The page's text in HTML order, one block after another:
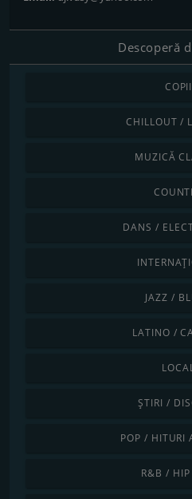
Descoperă
COPII
CHILLOUT /
MUZICĂ
DANS /
JAZZ /
LATINO /
ȘTIRI /
POP / HITURI
R&B /